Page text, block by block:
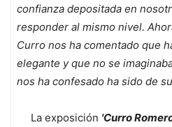
confianza depositada en
responder al mismo nivel.
Curro nos ha comentado que
elegante y que no se
nos ha confesado ha sido de
La exposición 'Curro